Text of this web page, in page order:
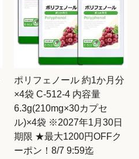
ポリフェノール 約1か月分
×4袋 C-512-4 内容量
6.3g(210mg×30カプセ
ル)×4袋 ※2027年1月30日
期限 ★最大1200円OFFク
ーポン！8/7 9:59迄